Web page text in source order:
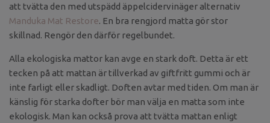
att tvätta den med utspädd äppelcidervinäger alternativ
Manduka Mat Restore. En bra rengjord matta gör stor
skillnad. Rengör den därför regelbundet.
Alla ekologiska mattor kan avge en stark doft. Detta är ett
tecken på att mattan är tillverkad av giftfritt gummi och är
inte farligt eller skadligt. Doften avtar med tiden. Om man är
känslig för starka dofter bör man välja en matta som inte
ekologisk. Man kan också prova att tvätta mattan enligt